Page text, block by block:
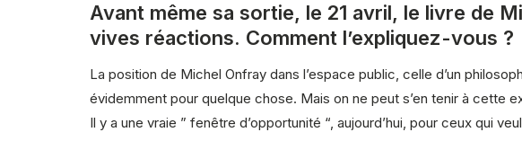
Avant même sa sortie, le 21 avril, le livre de
vives réactions. Comment l’expliquez-vous ?
La position de Michel Onfray dans l’espace public, celle d’un
évidemment pour quelque chose. Mais on ne peut s’en tenir à cette
Il y a une vraie ” fenêtre d’opportunité “, aujourd’hui, pour ceux qui